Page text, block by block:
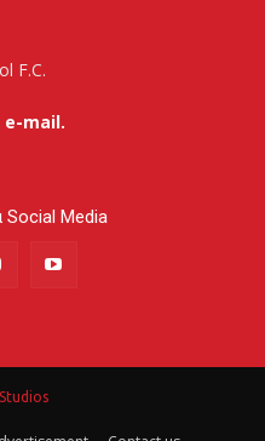
F.C.
e-mail.
Social Media